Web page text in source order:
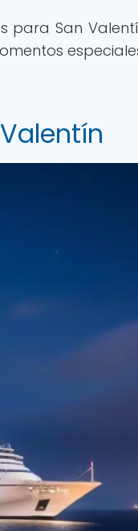
para San